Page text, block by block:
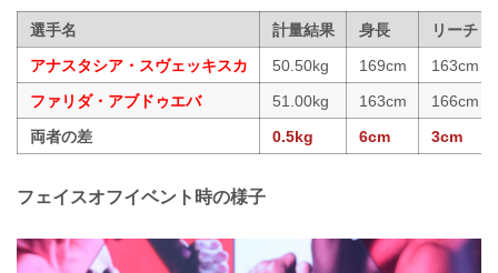
選手名 計量結果 身長
リーチ
アナスタシア・スヴェッキスカ
50.50kg 169cm
163cm
ファリダ・アブドゥエバ
51.00kg 163cm
166cm
両者の差
0.5kg 6cm 3cm
フェイスオフイベント時の様子